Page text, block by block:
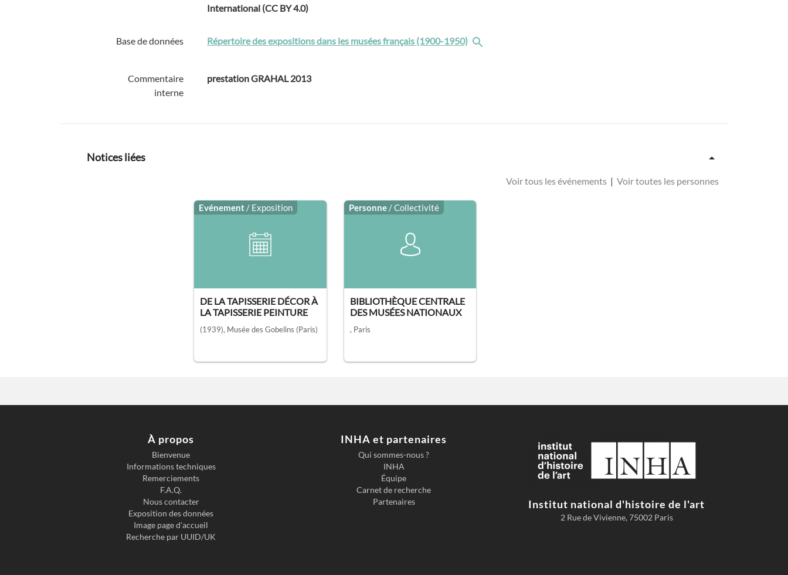
International (CC BY 4.0)
Base de données Répertoire des expositions dans les musées français (1900-1950)
Commentaire
interne
prestation GRAHAL 2013
Notices liées
Voir tous les événements | Voir toutes les personnes
Evénement / Exposition
DE LA TAPISSERIE DÉCOR À
LA TAPISSERIE PEINTURE
(1939), Musée des Gobelins (Paris)
Personne / Collectivité
BIBLIOTHÈQUE CENTRALE
DES MUSÉES NATIONAUX
, Paris
À propos
Bienvenue
Informations techniques
Remerciements
F.A.Q.
Nous contacter
Exposition des données
Image page d'accueil
Recherche par UUID/UK
INHA et partenaires
Qui sommes-nous ?
INHA
Équipe
Carnet de recherche
Partenaires
Institut national d'histoire de l'art
2 Rue de Vivienne, 75002 Paris